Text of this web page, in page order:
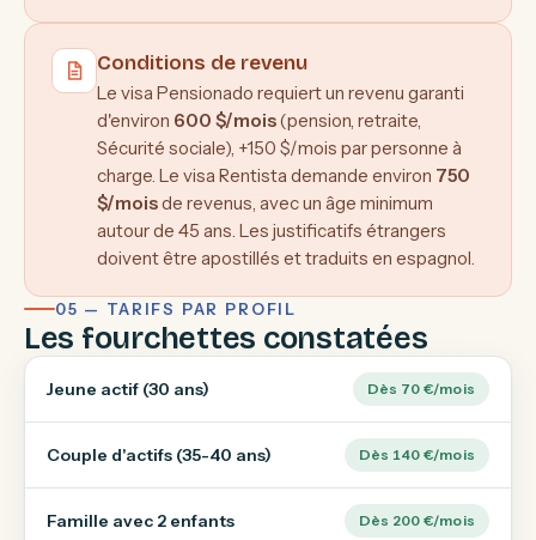
Conditions de revenu
Le visa Pensionado requiert un revenu garanti
d'environ 600 $/mois(pension, retraite,
Sécurité sociale), +150 $/mois par personne à
charge. Le visa Rentista demande environ 750
$/moisde revenus, avec un âge minimum
autour de 45 ans. Les justificatifs étrangers
doivent être apostillés et traduits en espagnol.
05 — TARIFS PAR PROFIL
Les fourchettes constatées
Jeune actif (30 ans) Dès 70 €/mois
Couple d'actifs (35-40 ans) Dès 140 €/mois
Famille avec 2 enfants Dès 200 €/mois